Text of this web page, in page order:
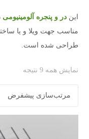
این در و پنجره آلومینیومی
مناسب جهت ویلا و یا
طراحی شده است.
نمایش همه 9 نتیجه